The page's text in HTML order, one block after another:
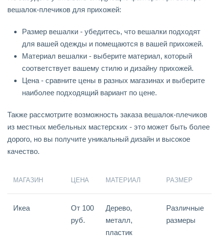
вешалок-плечиков для прихожей:
Размер вешалки - убедитесь, что вешалки подходят
для вашей одежды и помещаются в вашей прихожей.
Материал вешалки - выберите материал, который
соответствует вашему стилю и дизайну прихожей.
Цена - сравните цены в разных магазинах и выберите
наиболее подходящий вариант по цене.
Также рассмотрите возможность заказа вешалок-плечиков
из местных мебельных мастерских - это может быть более
дорого, но вы получите уникальный дизайн и высокое
качество.
МАГАЗИН ЦЕНА МАТЕРИАЛ РАЗМЕР
Икеа
От 100
руб.
Дерево,
металл,
пластик
Различные
размеры